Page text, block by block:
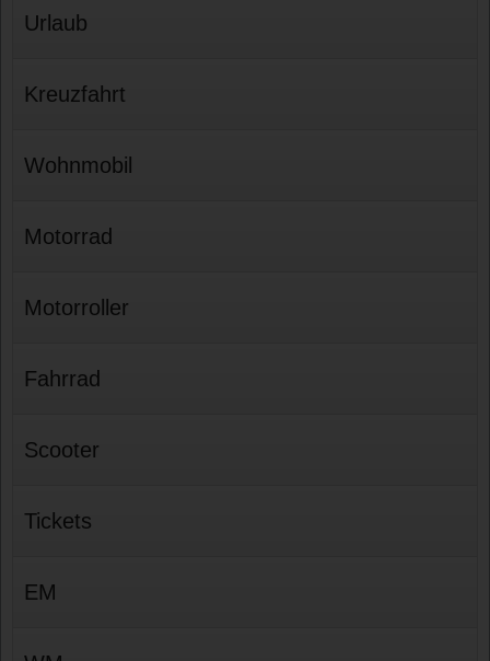
Urlaub
Kreuzfahrt
Wohnmobil
Motorrad
Motorroller
Fahrrad
Scooter
Tickets
EM